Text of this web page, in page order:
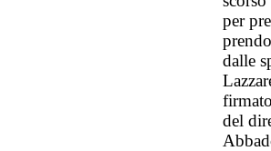
per
dalle
del